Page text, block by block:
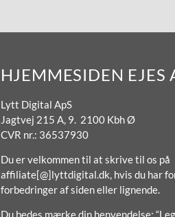
HJEMMESIDEN EJES
Lytt Digital ApS
Jagtvej 215 A, 9. 2100 Kbh Ø
CVR nr.: 36537930
Du er velkommen til at skrive til os på
affiliate[@]lyttdigital.dk, hvis du har
forbedringer af siden eller lignende.